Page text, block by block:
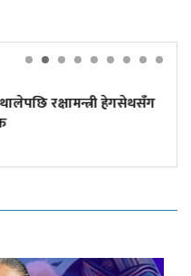
लाभांश